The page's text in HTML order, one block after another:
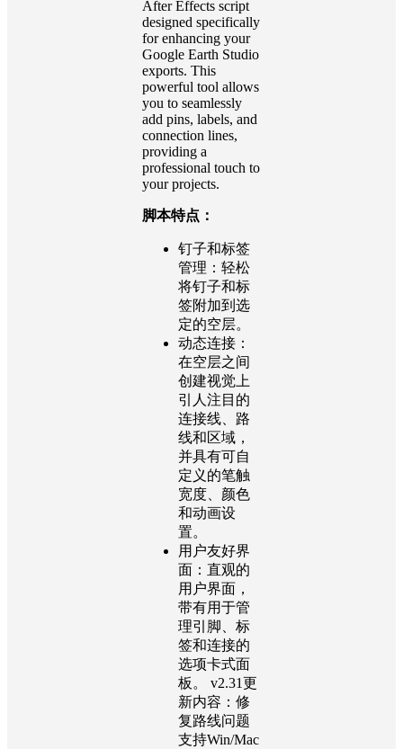
After Effects script
designed specifically
for enhancing your
Google Earth Studio
exports. This
powerful tool allows
you to seamlessly
add pins, labels, and
connection lines,
providing a
professional touch to
your projects.
脚本特点：
钉子和标签
管理：轻松
将钉子和标
签附加到选
定的空层。
动态连接：
在空层之间
创建视觉上
引人注目的
连接线、路
线和区域，
并具有可自
定义的笔触
宽度、颜色
和动画设
置。
用户友好界
面：直观的
用户界面，
带有用于管
理引脚、标
签和连接的
选项卡式面
板。 v2.31更
新内容：修
复路线问题
支持Win/Mac